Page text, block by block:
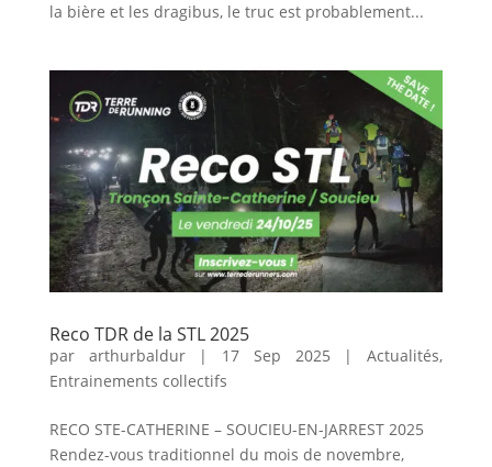
la bière et les dragibus, le truc est probablement...
Reco TDR de la STL 2025
par arthurbaldur| 17 Sep 2025 |Actualités,
Entrainements collectifs
RECO STE-CATHERINE – SOUCIEU-EN-JARREST 2025
Rendez-vous traditionnel du mois de novembre,